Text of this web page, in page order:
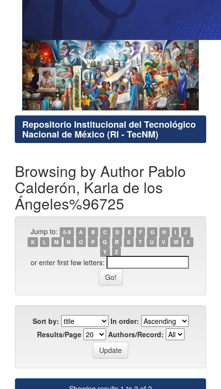
Repositorio Institucional del Tecnológico
Nacional de México (RI - TecNM)
Browsing by Author Pablo
Calderón, Karla de los
Ángeles%96725
Jump to: 0-9 A B C D E F G H I
J
K
L M N O P Q R S T U V W
X
Y
Z
or enter first few letters:
Sort by:
In order:
Results/Page
Authors/Record: